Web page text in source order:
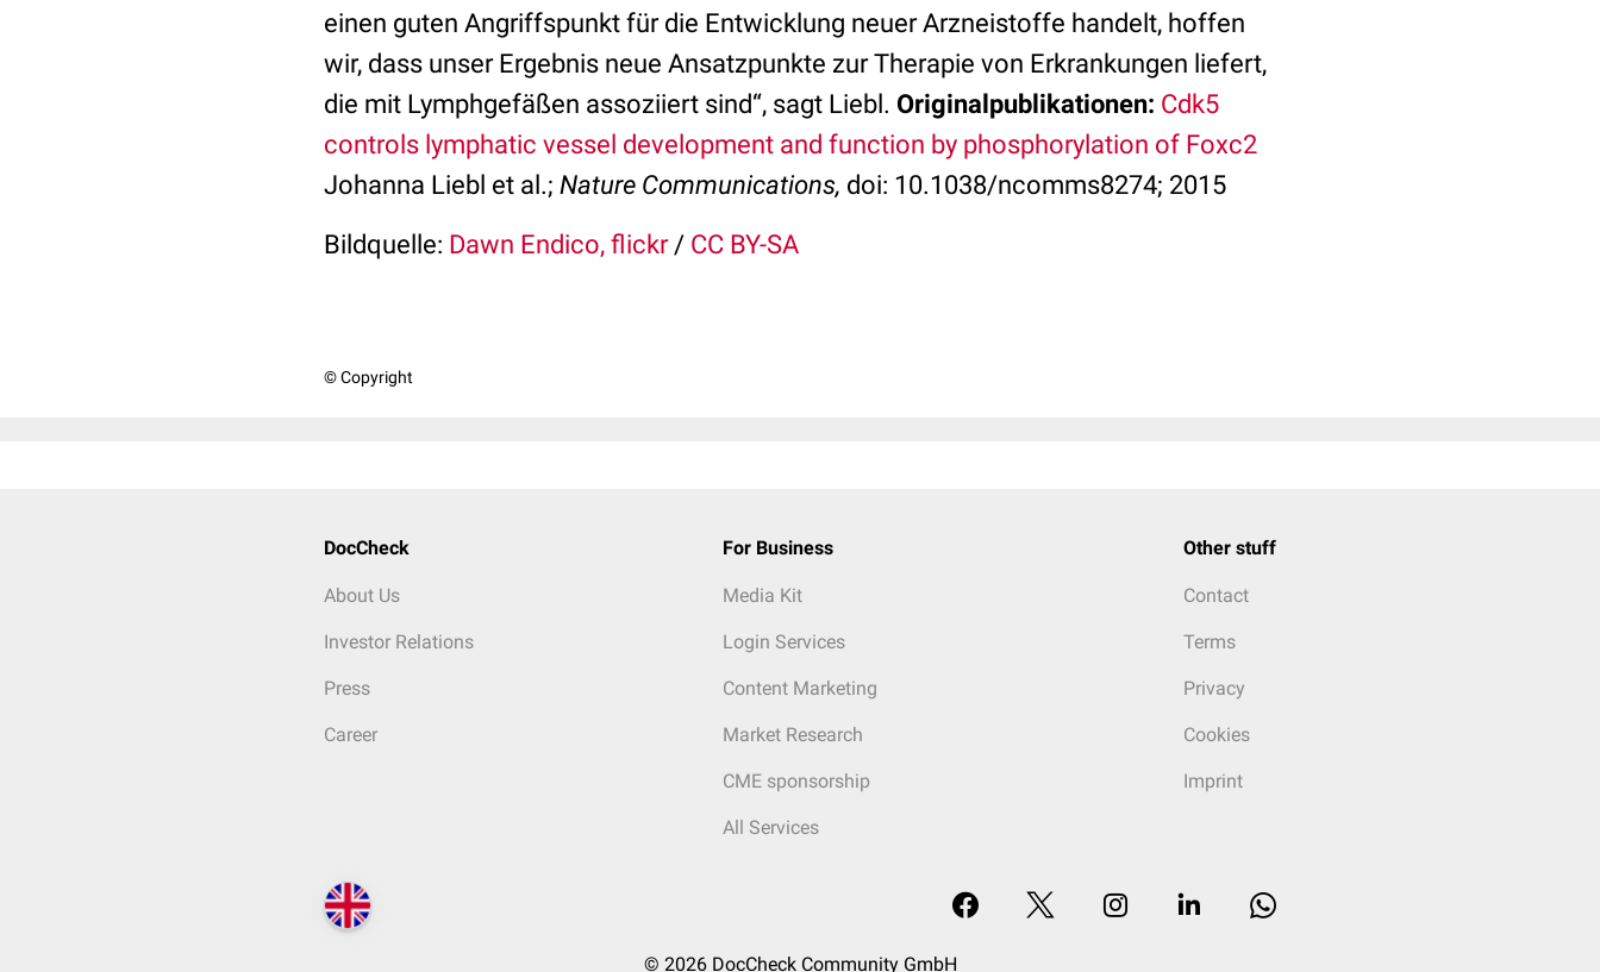
einen guten Angriffspunkt für die Entwicklung neuer Arzneistoffe handelt, hoffen
wir, dass unser Ergebnis neue Ansatzpunkte zur Therapie von Erkrankungen liefert,
die mit Lymphgefäßen assoziiert sind“, sagt Liebl. Originalpublikationen: Cdk5
controls lymphatic vessel development and function by phosphorylation of Foxc2
Johanna Liebl et al.; Nature Communications, doi: 10.1038/ncomms8274; 2015
Bildquelle: Dawn Endico, flickr/ CC BY-SA
© Copyright
DocCheck
About Us
Investor Relations
Press
Career
For Business
Media Kit
Login Services
Content Marketing
Market Research
CME sponsorship
All Services
Other stuff
Contact
Terms
Privacy
Cookies
Imprint
© 2026 DocCheck Community GmbH